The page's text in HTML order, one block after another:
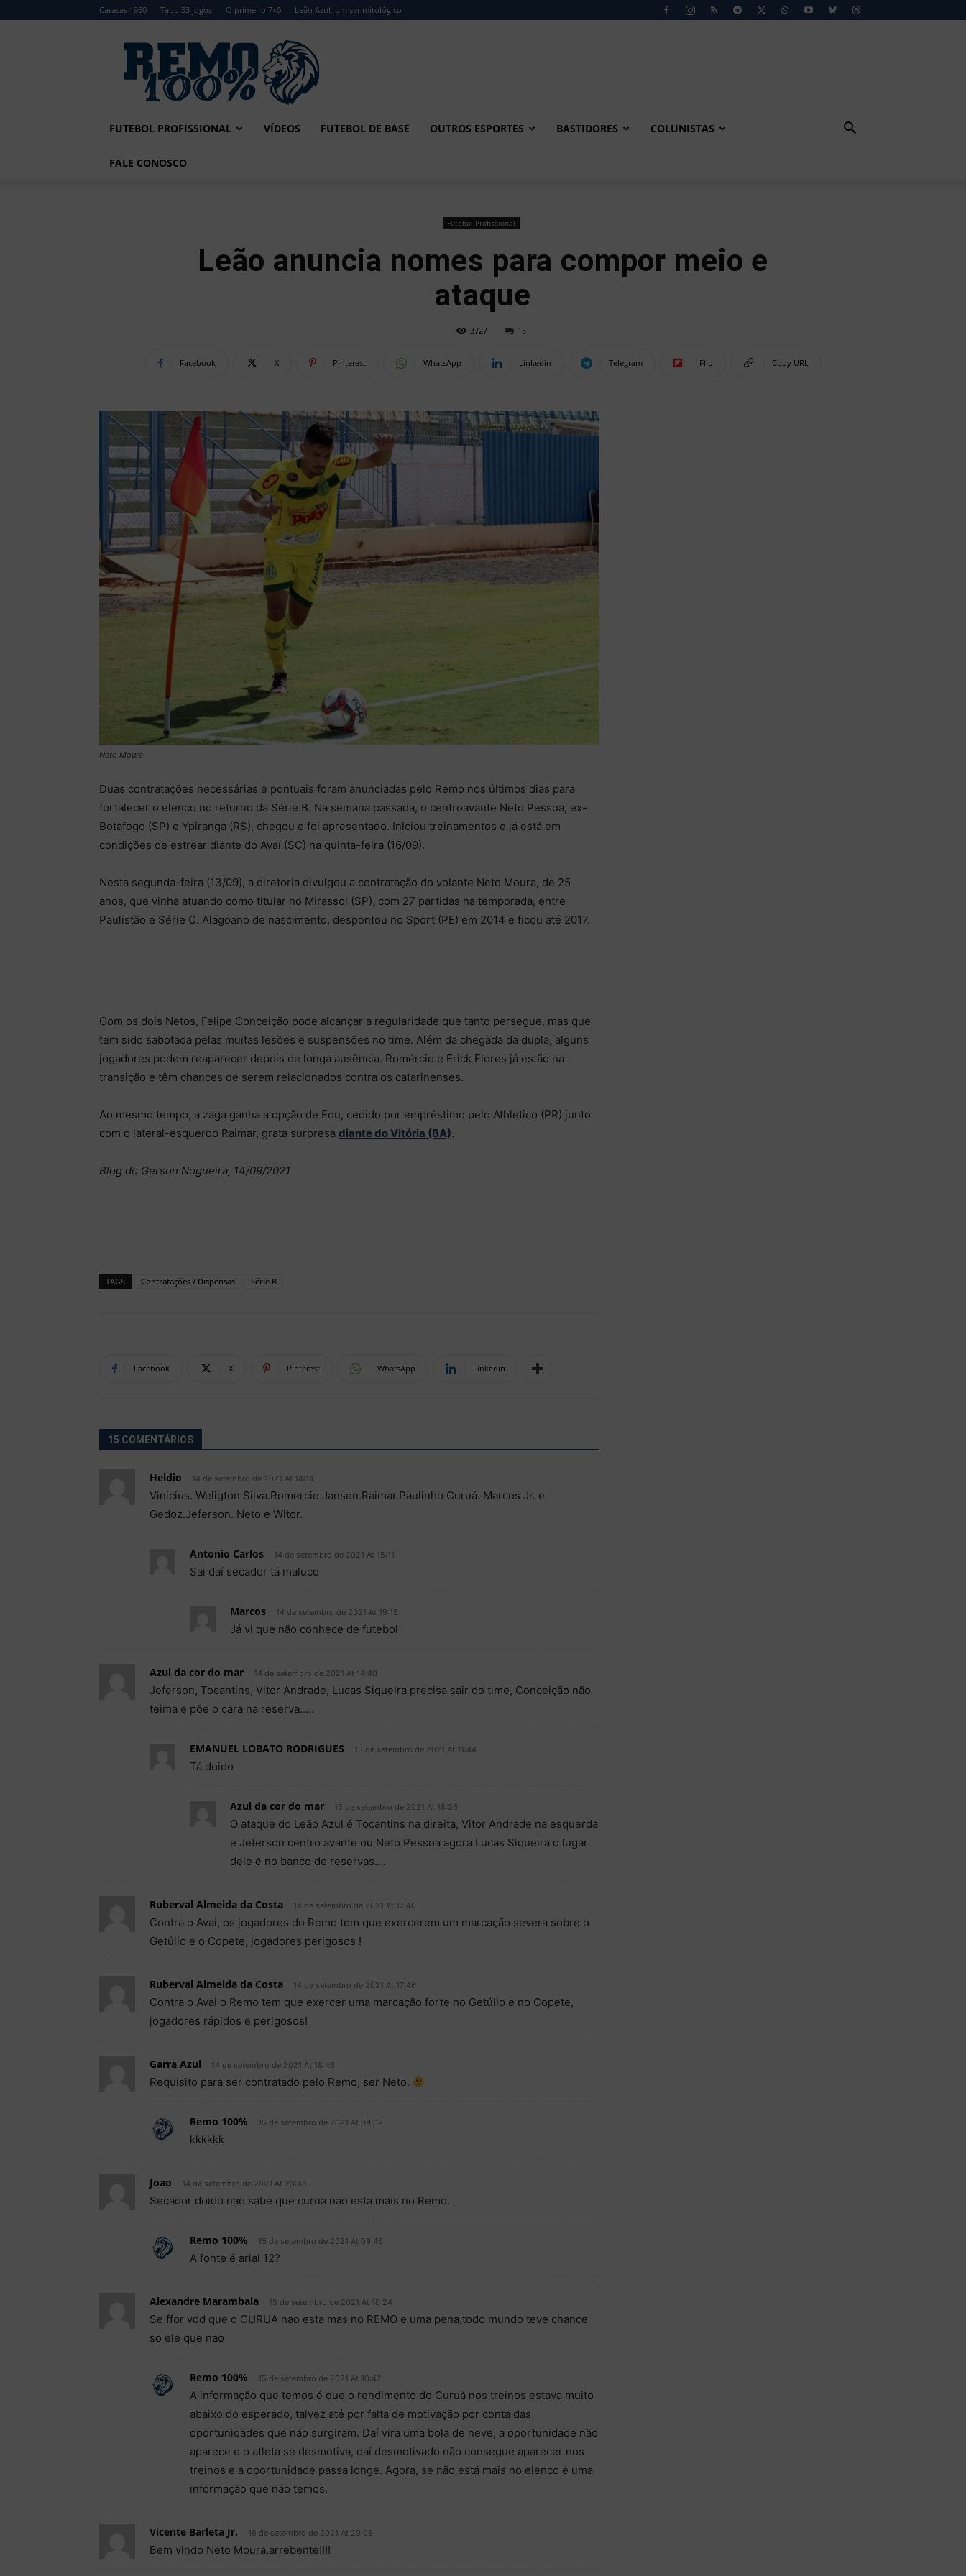
Caracas 1950 Tabu 33 jogos O primeiro 7×0 Leão Azul: um ser mitológico
Remo
FUTEBOL PROFISSIONAL VÍDEOS FUTEBOL DE BASE OUTROS ESPORTES BASTIDORES COLUNISTAS
FALE CONOSCO
Futebol Profissional
Leão anuncia nomes para compor meio e
ataque
3727 15
Facebook X Pinterest WhatsApp Linkedin Telegram Flip Copy URL
Neto Moura
Duas contratações necessárias e pontuais foram anunciadas pelo Remo nos últimos dias para
fortalecer o elenco no returno da Série B. Na semana passada, o centroavante Neto Pessoa, ex-
Botafogo (SP) e Ypiranga (RS), chegou e foi apresentado. Iniciou treinamentos e já está em
condições de estrear diante do Avaí (SC) na quinta-feira (16/09).
Nesta segunda-feira (13/09), a diretoria divulgou a contratação do volante Neto Moura, de 25
anos, que vinha atuando como titular no Mirassol (SP), com 27 partidas na temporada, entre
Paulistão e Série C. Alagoano de nascimento, despontou no Sport (PE) em 2014 e ficou até 2017.
Com os dois Netos, Felipe Conceição pode alcançar a regularidade que tanto persegue, mas que
tem sido sabotada pelas muitas lesões e suspensões no time. Além da chegada da dupla, alguns
jogadores podem reaparecer depois de longa ausência. Romércio e Erick Flores já estão na
transição e têm chances de serem relacionados contra os catarinenses.
Ao mesmo tempo, a zaga ganha a opção de Edu, cedido por empréstimo pelo Athletico (PR) junto
com o lateral-esquerdo Raimar, grata surpresa diante do Vitória (BA).
Blog do Gerson Nogueira, 14/09/2021
TAGS Contratações / Dispensas Série B
Facebook X Pinterest WhatsApp Linkedin
15 COMENTÁRIOS
Heldio 14 de setembro de 2021 At 14:14
Vinicius. Weligton Silva.Romercio.Jansen.Raimar.Paulinho Curuá. Marcos Jr. e
Gedoz.Jeferson. Neto e Witor.
Antonio Carlos 14 de setembro de 2021 At 15:11
Sai daí secador tá maluco
Marcos 14 de setembro de 2021 At 19:15
Já vi que não conhece de futebol
Azul da cor do mar 14 de setembro de 2021 At 14:40
Jeferson, Tocantins, Vitor Andrade, Lucas Siqueira precisa sair do time, Conceição não
teima e põe o cara na reserva…..
EMANUEL LOBATO RODRIGUES 15 de setembro de 2021 At 11:44
Tá doido
Azul da cor do mar 15 de setembro de 2021 At 15:36
O ataque do Leão Azul é Tocantins na direita, Vitor Andrade na esquerda
e Jeferson centro avante ou Neto Pessoa agora Lucas Siqueira o lugar
dele é no banco de reservas….
Ruberval Almeida da Costa 14 de setembro de 2021 At 17:40
Contra o Avai, os jogadores do Remo tem que exercerem um marcação severa sobre o
Getúlio e o Copete, jogadores perigosos !
Ruberval Almeida da Costa 14 de setembro de 2021 At 17:46
Contra o Avai o Remo tem que exercer uma marcação forte no Getúlio e no Copete,
jogadores rápidos e perigosos!
Garra Azul 14 de setembro de 2021 At 18:46
Requisito para ser contratado pelo Remo, ser Neto.
Remo 100% 15 de setembro de 2021 At 09:02
kkkkkk
Joao 14 de setembro de 2021 At 23:43
Secador doido nao sabe que curua nao esta mais no Remo.
Remo 100% 15 de setembro de 2021 At 09:46
A fonte é arial 12?
Alexandre Marambaia 15 de setembro de 2021 At 10:24
Se ffor vdd que o CURUA nao esta mas no REMO e uma pena,todo mundo teve chance
so ele que nao
Remo 100% 15 de setembro de 2021 At 10:42
A informação que temos é que o rendimento do Curuá nos treinos estava muito
abaixo do esperado, talvez até por falta de motivação por conta das
oportunidades que não surgiram. Daí vira uma bola de neve, a oportunidade não
aparece e o atleta se desmotiva, daí desmotivado não consegue aparecer nos
treinos e a oportunidade passa longe. Agora, se não está mais no elenco é uma
informação que não temos.
Vicente Barleta Jr. 16 de setembro de 2021 At 20:08
Bem vindo Neto Moura,arrebente!!!!